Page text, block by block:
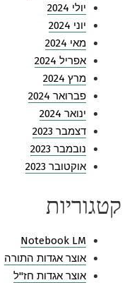
יולי 2024
יוני 2024
מאי 2024
אפריל 2024
מרץ 2024
פברואר 2024
ינואר 2024
דצמבר 2023
נובמבר 2023
אוקטובר 2023
קטגוריות
Notebook LM
אוצר אגדות התורה
אוצר אגדות חז"ל